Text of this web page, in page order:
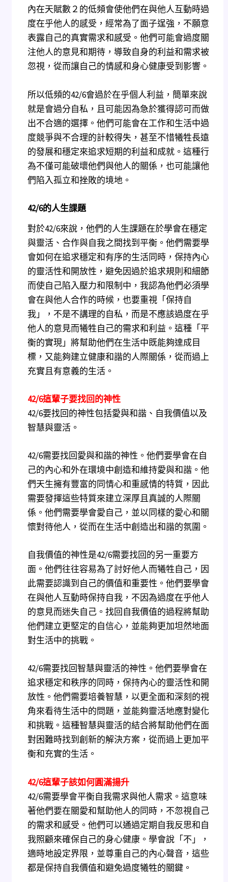
內在天賦數２的低頻會使他們在與他人互動時過
度在乎他人的感受，經常為了面子逞強，不願意
表露自己的真實需求和感受。他們可能會過度關
注他人的意見和期待，導致自身的利益和需求被
忽視，從而讓自己的情感和身心健康受到影響。
所以低頻的42/6會過於在乎個人利益，簡單來說
就是會過分自私，且可能因為急於獲得認可而做
出不合適的選擇。他們可能會在工作和生活中過
度競爭與不合理的計較得失，甚至不惜犧牲長遠
的發展和穩定來追求短期的利益和成就。這種行
為不僅可能破壞他們與他人的關係，也可能讓他
們陷入孤立和挫敗的境地。
42/6的人生課題
對於42/6來說，他們的人生課題在於學會在穩定
與靈活、合作與自我之間找到平衡。他們需要學
會如何在追求穩定和有序的生活同時，保持內心
的靈活性和開放性，避免因過於追求規則和細節
而使自己陷入壓力和限制中，我認為他們必須學
會在與他人合作的時候，也要重視「保持自
我」，不是不講理的自私，而是不應該過度在乎
他人的意見而犧牲自己的需求和利益。這種「平
衡的實現」將幫助他們在生活中既能夠達成目
標，又能夠建立健康和諧的人際關係，從而過上
充實且有意義的生活。
42/6這輩子要找回的神性
42/6要找回的神性包括愛與和諧、自我價值以及
智慧與靈活。
42/6需要找回愛與和諧的神性。他們要學會在自
己的內心和外在環境中創造和維持愛與和諧。他
們天生擁有豐富的同情心和重感情的特質，因此
需要發揮這些特質來建立深厚且真誠的人際關
係。他們需要學會愛自己，並以同樣的愛心和關
懷對待他人，從而在生活中創造出和諧的氛圍。
自我價值的神性是42/6需要找回的另一重要方
面。他們往往容易為了討好他人而犧牲自己，因
此需要認識到自己的價值和重要性。他們要學會
在與他人互動時保持自我，不因為過度在乎他人
的意見而迷失自己。找回自我價值的過程將幫助
他們建立更堅定的自信心，並能夠更加坦然地面
對生活中的挑戰。
42/6需要找回智慧與靈活的神性。他們要學會在
追求穩定和秩序的同時，保持內心的靈活性和開
放性。他們需要培養智慧，以更全面和深刻的視
角來看待生活中的問題，並能夠靈活地應對變化
和挑戰。這種智慧與靈活的結合將幫助他們在面
對困難時找到創新的解決方案，從而過上更加平
衡和充實的生活。
42/6這輩子該如何圓滿揚升
42/6需要學會平衡自我需求與他人需求。這意味
著他們要在關愛和幫助他人的同時，不忽視自己
的需求和感受。他們可以通過定期自我反思和自
我照顧來確保自己的身心健康。學會說「不」，
適時地設定界限，並尊重自己的內心聲音，這些
都是保持自我價值和避免過度犧牲的關鍵。